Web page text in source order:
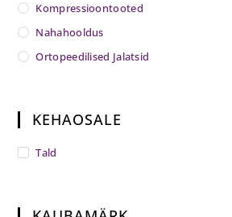
Kompressioontooted
Nahahooldus
Ortopeedilised Jalatsid
KEHAOSALE
Tald